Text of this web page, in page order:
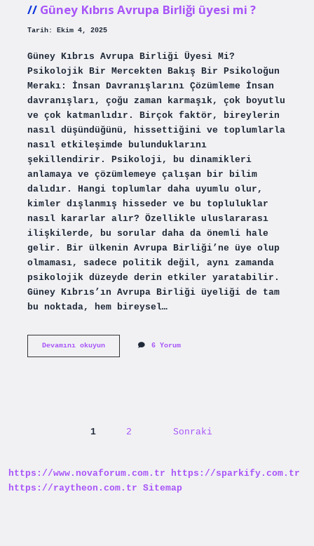
Güney Kıbrıs Avrupa Birliği üyesi mi ?
Tarih: Ekim 4, 2025
Güney Kıbrıs Avrupa Birliği Üyesi Mi?
Psikolojik Bir Mercekten Bakış Bir Psikoloğun
Merakı: İnsan Davranışlarını Çözümleme İnsan
davranışları, çoğu zaman karmaşık, çok boyutlu
ve çok katmanlıdır. Birçok faktör, bireylerin
nasıl düşündüğünü, hissettiğini ve toplumlarla
nasıl etkileşimde bulunduklarını
şekillendirir. Psikoloji, bu dinamikleri
anlamaya ve çözümlemeye çalışan bir bilim
dalıdır. Hangi toplumlar daha uyumlu olur,
kimler dışlanmış hisseder ve bu topluluklar
nasıl kararlar alır? Özellikle uluslararası
ilişkilerde, bu sorular daha da önemli hale
gelir. Bir ülkenin Avrupa Birliği’ne üye olup
olmaması, sadece politik değil, aynı zamanda
psikolojik düzeyde derin etkiler yaratabilir.
Güney Kıbrıs’ın Avrupa Birliği üyeliği de tam
bu noktada, hem bireysel…
Devamını okuyunGüney
6 Yorum
sayfalaması
1 2 Sonraki
https://www.novaforum.com.tr
https://sparkify.com.tr
https://raytheon.com.tr Sitemap